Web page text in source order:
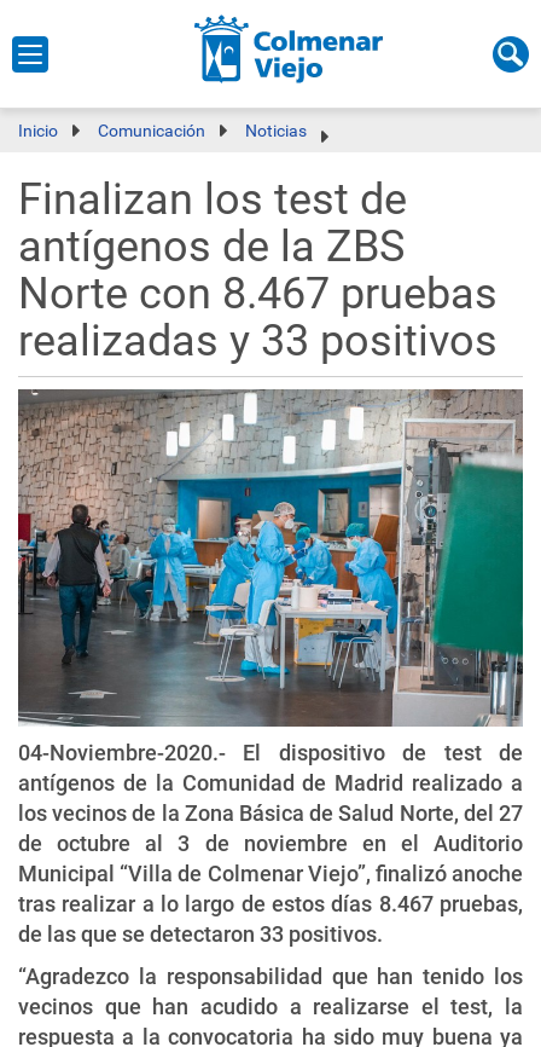
Inicio Comunicación Noticias
Finalizan los test de
antígenos de la ZBS
Norte con 8.467 pruebas
realizadas y 33 positivos
04-Noviembre-2020.- El dispositivo de test de
antígenos de la Comunidad de Madrid realizado a
los vecinos de la Zona Básica de Salud Norte, del 27
de octubre al 3 de noviembre en el Auditorio
Municipal “Villa de Colmenar Viejo”, finalizó anoche
tras realizar a lo largo de estos días 8.467 pruebas,
de las que se detectaron 33 positivos.
“Agradezco la responsabilidad que han tenido los
vecinos que han acudido a realizarse el test, la
respuesta a la convocatoria ha sido muy buena ya